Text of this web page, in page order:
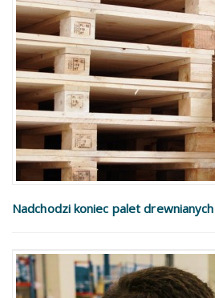
Nadchodzi koniec palet drewnianych